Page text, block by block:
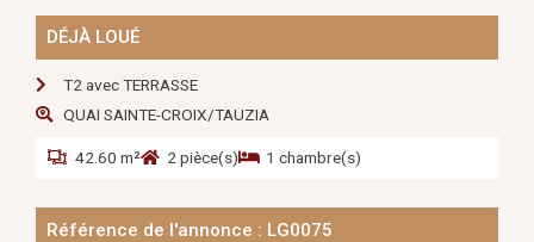
DÉJÀ LOUÉ
T2 avec TERRASSE
QUAI SAINTE-CROIX/TAUZIA
42.60 m² 2 pièce(s) 1 chambre(s)
Référence de l'annonce : LG0075